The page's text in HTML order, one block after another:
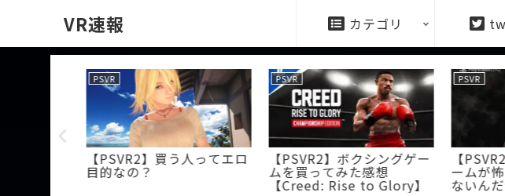
VR速報 カテゴリ
PSVR
【PSVR2】買う人ってエロ
目的なの？
PSVR
【PSVR2】ボクシングゲー
ムを買ってみた感想
【Creed: Rise to Glory】
PSVR
【
ームが
ないん